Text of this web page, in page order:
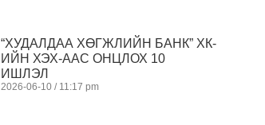
“ХУДАЛДАА ХӨГЖЛИЙН БАНК” ХК-
ИЙН ХЭХ-ААС ОНЦЛОХ 10
ИШЛЭЛ
2026-06-10 11:17 pm